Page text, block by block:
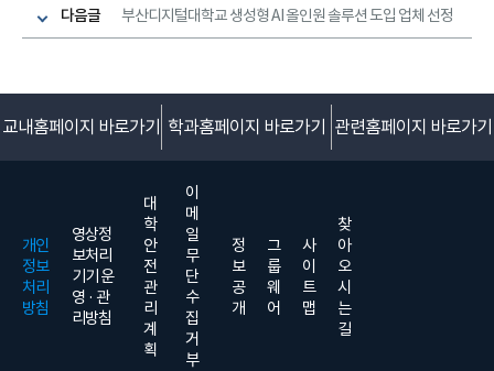
다음글 부산디지털대학교 생성형 AI 올인원 솔루션 도입 업체 선정
교내홈페이지 바로가기 학과홈페이지 바로가기 관련홈페이지 바로가기
개인
정보
처리
방침
영상정
보처리
기기 운
영 · 관
리방침
대
학
안
전
관
리
계
획
이
메
일
무
단
수
집
거
부
정
보
공
개
그
룹
웨
어
사
이
트
맵
찾
아
오
시
는
길